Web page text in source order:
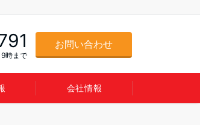
時まで
お問い合わせ
会社情報